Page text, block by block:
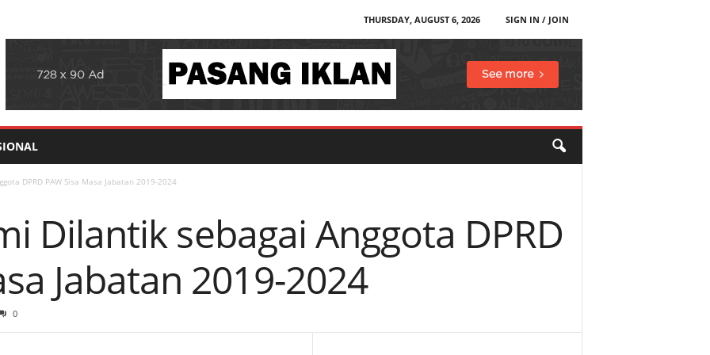
THURSDAY, AUGUST 6, 2026
SIGN IN / JOIN
DPRD PAW Sisa Masa Jabatan 2019-2024
Dilantik sebagai Anggota DPRD
Jabatan 2019-2024
0